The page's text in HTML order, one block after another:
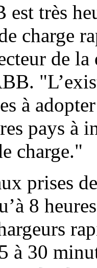
très
charge
de
à
pays à
charge."
prises
8
à 30